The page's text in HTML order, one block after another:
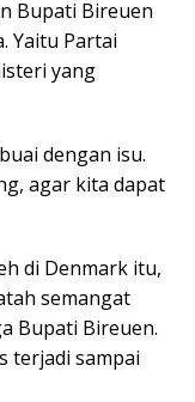
Bupati Bireuen
Yaitu Partai
yang
dengan isu.
agar kita dapat
di Denmark itu,
semangat
Bupati Bireuen.
terjadi sampai